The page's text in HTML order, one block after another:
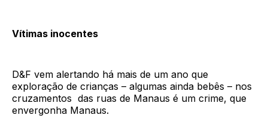
Vítimas inocentes
D&F vem alertando há mais de um ano que
exploração de crianças – algumas ainda bebês – nos
cruzamentos das ruas de Manaus é um crime, que
envergonha Manaus.